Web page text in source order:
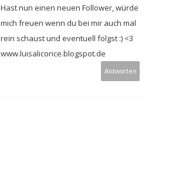
Hast nun einen neuen Follower, würde
mich freuen wenn du bei mir auch mal
rein schaust und eventuell folgst :) <3
www.luisalicorice.blogspot.de
Antworten